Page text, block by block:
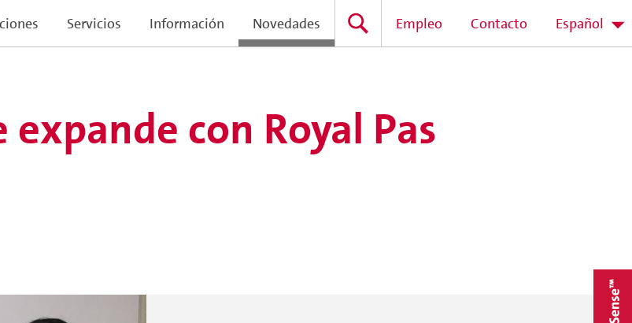
Servicios Información Novedades Empleo Contacto Español
con Royal Pas